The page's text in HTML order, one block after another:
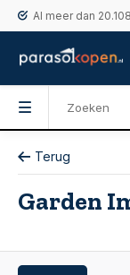
Al meer dan
Terug
Garden